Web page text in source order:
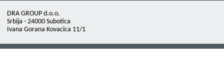
DRA GROUP d.o.o.
Srbija - 24000 Subotica
Ivana Gorana Kovacica 11/1